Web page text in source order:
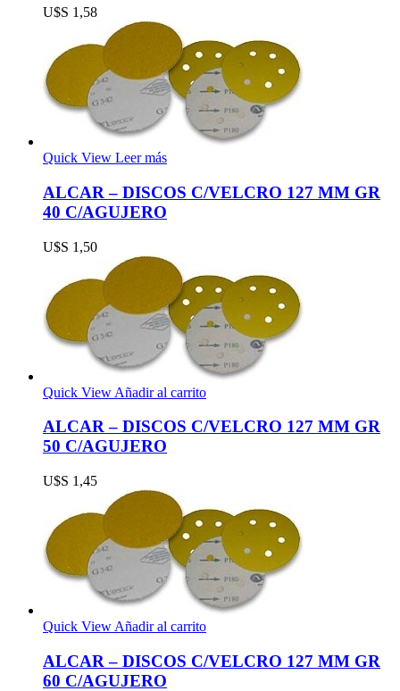
U$S 1,58
Quick View Leer más
ALCAR – DISCOS C/VELCRO 127 MM GR
40 C/AGUJERO
U$S 1,50
Quick View Añadir al carrito
ALCAR – DISCOS C/VELCRO 127 MM GR
50 C/AGUJERO
U$S 1,45
Quick View Añadir al carrito
ALCAR – DISCOS C/VELCRO 127 MM GR
60 C/AGUJERO